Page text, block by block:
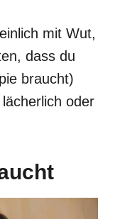
mit Wut,
dass du
braucht)
oder